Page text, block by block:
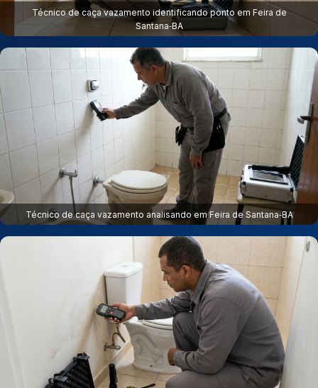
Técnico de caça vazamento identificando ponto em Feira de
Santana‑BA
Técnico de caça vazamento analisando em Feira de Santana‑BA